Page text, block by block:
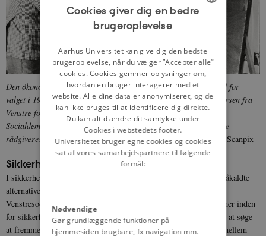
Den økonomiske politik var i fokus også under valgkampen forud for
valget i 1984. På billedet ses finansminister Henning Christophersen fra
Venstre forklare, hvorledes regeringen sparede flere penge end
Socialdemokratiet. Christophersen var iøvrigt iført tweed
på sine
rådgiveres opfordringfor at fremstå mere folkelig.Foto: Ritzau Scanpix
Sikkerhedspolitikken
I sikkerhedspolitikken måtte regeringen fortsat kæmpe med det såkaldte
alternative flertal (Socialdemokratiet, De Radikale, SF og
Venstresocialisterne), som pålagde regeringen en række dagsordner inden
for sikkerhedspolitikken. Den 3. maj 1984 blev regeringen pålagt at søge
at fremme de aktuelle forhandlinger om mellemdistanceraketter mellem
DANISH
Cookies giver dig en bedre
brugeroplevelse
Aarhus Universitet kan give dig den bedste
brugeroplevelse, når du vælger ”Accepter alle”
cookies. Cookies gemmer oplysninger om,
hvordan en bruger interagerer med et
website. Alle dine data er anonymiseret, og de
kan ikke bruges til at identificere dig direkte.
Du kan altid ændre dit samtykke under
Cookies i webstedets footer.
Universitetet bruger egne cookies og cookies
sat af vores samarbejdspartnere til følgende
formål:
Nødvendige
Gør grundlæggende funktioner på
hjemmesiden brugbare, fx navigation mm.